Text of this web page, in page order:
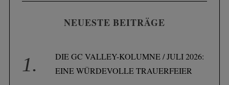
NEUESTE BEITRÄGE
DIE GC VALLEY-KOLUMNE / JULI 2026:
EINE WÜRDEVOLLE TRAUERFEIER